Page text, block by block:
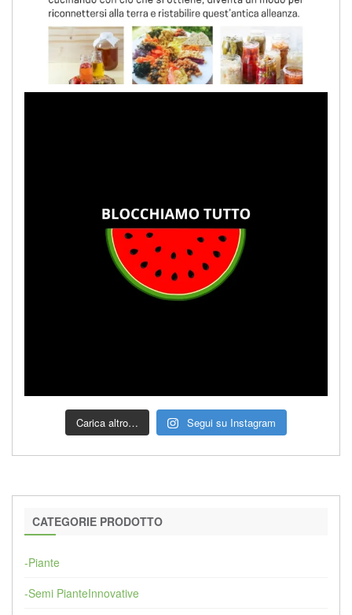
Carica altro… Segui su Instagram
CATEGORIE PRODOTTO
-Piante
-Semi PianteInnovative